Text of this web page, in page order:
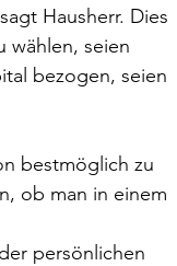
Hausherr. Dies
wählen, seien
bezogen, seien
bestmöglich zu
ob man in einem
persönlichen